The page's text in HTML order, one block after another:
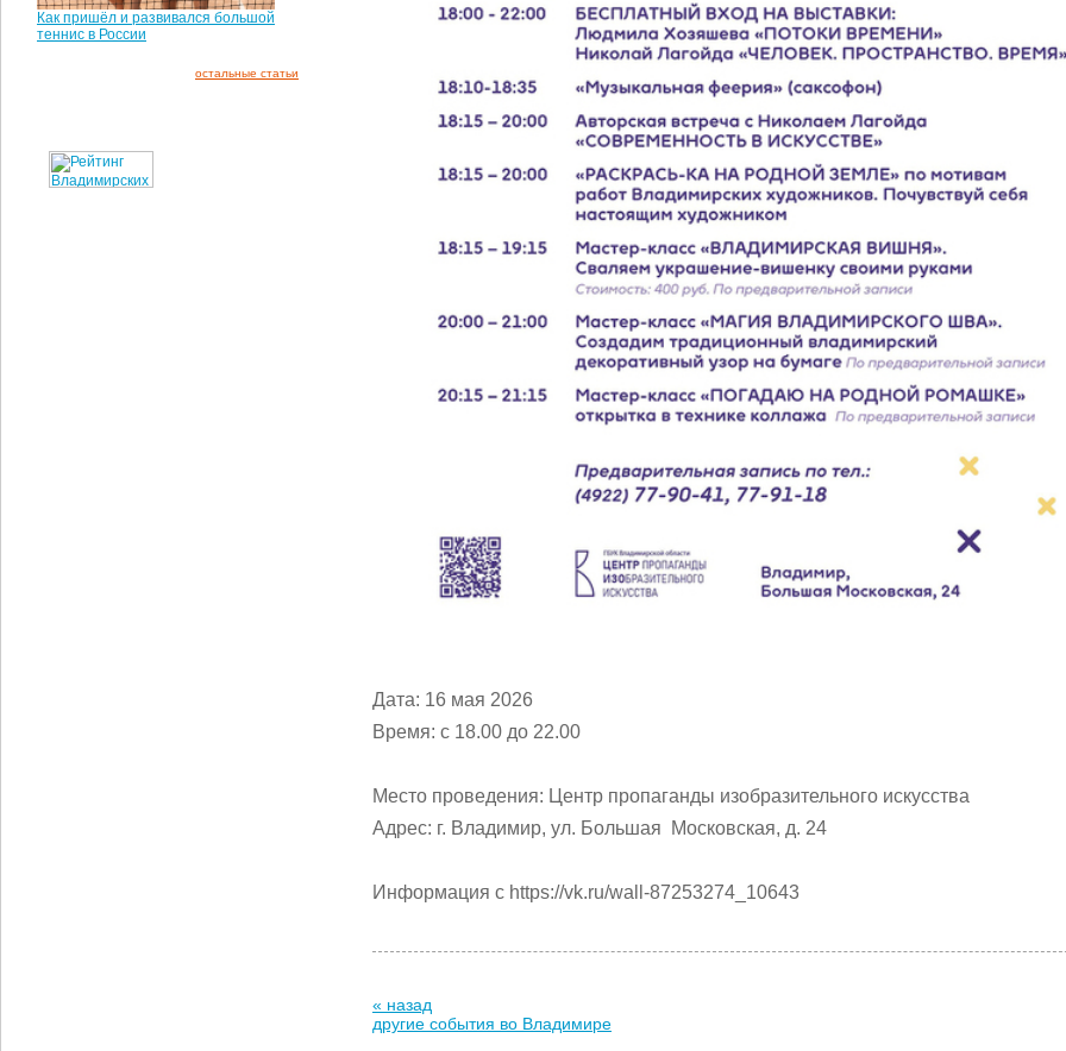
Как пришёл и развивался большой
теннис в России
остальные статьи
Дата: 16 мая 2026
Время: с 18.00 до 22.00
Место проведения: Центр пропаганды изобразительного искусства
Адрес: г. Владимир, ул. Большая Московская, д. 24
Информация с https://vk.ru/wall-87253274_10643
« назад
другие события во Владимире